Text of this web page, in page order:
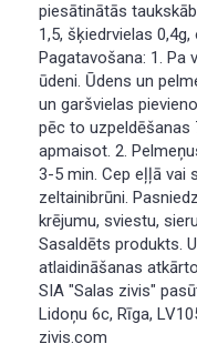
piesātinātās
1,5, šķiedrvielas
Pagatavošana: 1. Pa
ūdeni. Ūdens un
un garšvielas
pēc to uzpeldēšanas
apmaisot. 2.
3-5 min. Cep eļļā vai
zeltainibrūni.
krējumu, sviestu,
Sasaldēts produkts.
atlaidināšanas
SIA "Salas zivis"
Lidoņu 6c, Rīga,
zivis.com